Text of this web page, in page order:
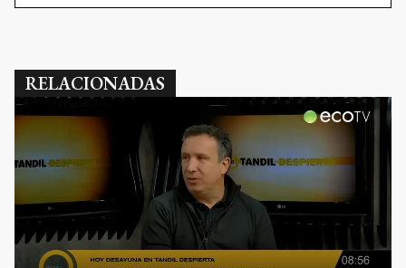
RELACIONADAS